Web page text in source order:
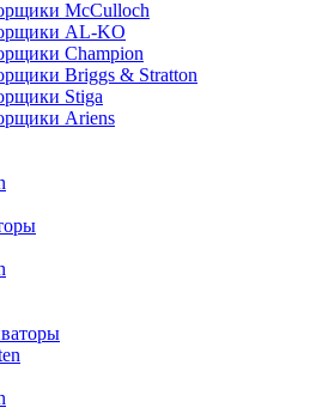
McCulloch
AL-KO
Champion
Briggs & Stratton
Stiga
Ariens